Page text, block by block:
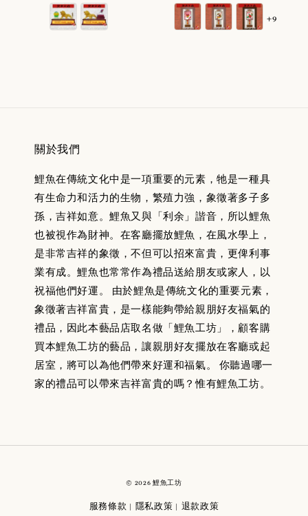
price
price
+9
關於我們
鯉魚在傳統文化中是一項重要的元素，牠是一種具
有生命力和活力的生物，繁殖力強，象徵著多子多
孫，吉祥如意。鯉魚又與「利余」諧音，所以鯉魚
也被視作為財神。在客廳擺放鯉魚，在風水學上，
是非常吉祥的象徵，不但可以招來富貴，更俾利事
業有成。鯉魚也常常作為禮品送給朋友或家人，以
祝福他們好運。 由於鯉魚是傳統文化的重要元素，
象徵著吉祥富貴，是一樣能夠帶給親朋好友福氣的
禮品，因此本藝品店取名做「鯉魚工坊」，顧客購
買本鯉魚工坊的藝品，讓親朋好友擺放在客廳或起
居室，將可以為他們帶來好運和福氣。 你聽過哪一
家的禮品可以帶來吉祥富貴的嗎？惟有鯉魚工坊。
© 2026 鯉魚工坊
服務條款 隱私政策 退款政策